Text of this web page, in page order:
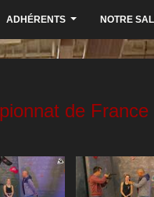
de
ADHÉRENTS NOTRE